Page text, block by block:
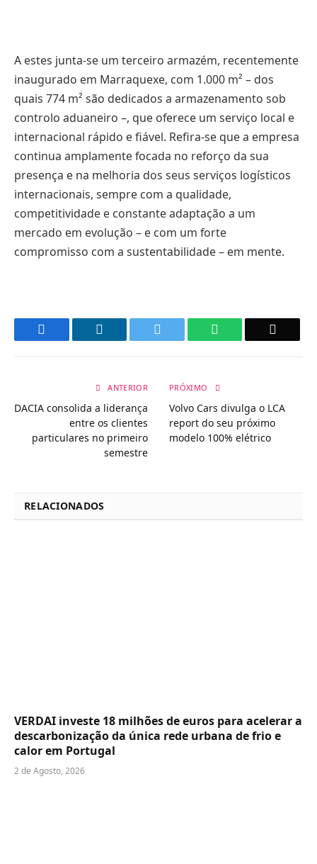
A estes junta-se um terceiro armazém, recentemente
inaugurado em Marraquexe, com 1.000 m² – dos
quais 774 m² são dedicados a armazenamento sob
controlo aduaneiro –, que oferece um serviço local e
internacional rápido e fiável. Refira-se que a empresa
continua amplamente focada no reforço da sua
presença e na melhoria dos seus serviços logísticos
internacionais, sempre com a qualidade,
competitividade e constante adaptação a um
mercado em evolução – e com um forte
compromisso com a sustentabilidade – em mente.
WhatsApp
ANTERIOR
DACIA consolida a liderança
entre os clientes
particulares no primeiro
semestre
PRÓXIMO
Volvo Cars divulga o LCA
report do seu próximo
modelo 100% elétrico
RELACIONADOS
VERDAI investe 18 milhões de euros para acelerar a
descarbonização da única rede urbana de frio e
calor em Portugal
2 de Agosto, 2026